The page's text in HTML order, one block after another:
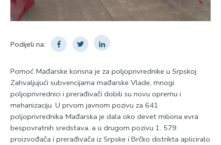
Podijeli na:
Pomoć Mađarske korisna je za poljoprivrednike u Srpskoj.
Zahvaljujući subvencijama mađarske Vlade, mnogi
poljoprivrednici i prerađivači dobili su novu opremu i
mehanizaciju. U prvom javnom pozivu za 641
poljoprivrednika Mađarska je dala oko devet miliona evra
bespovratnih sredstava, a u drugom pozivu 1. 579
proizvođača i prerađivača iz Srpske i Brčko distrikta apliciralo